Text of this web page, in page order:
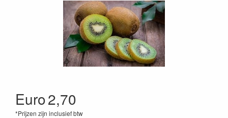
Euro2,70
*Prijzen zijn inclusief btw